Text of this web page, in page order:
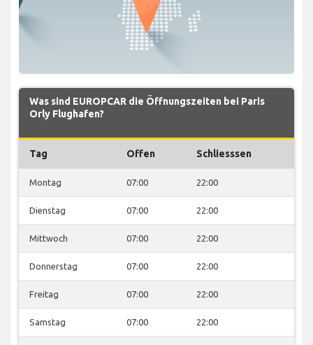
Was sind EUROPCAR die Öffnungszeiten bei Paris
Orly Flughafen?
Tag Offen Schliesssen
Montag 07:00 22:00
Dienstag 07:00 22:00
Mittwoch 07:00 22:00
Donnerstag 07:00 22:00
Freitag 07:00 22:00
Samstag 07:00 22:00